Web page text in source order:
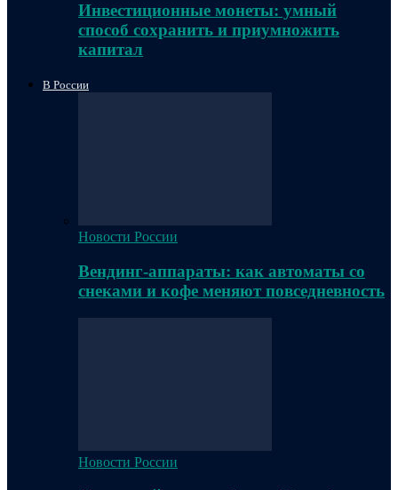
Инвестиционные монеты: умный
способ сохранить и приумножить
капитал
В России
Новости России
Вендинг-аппараты: как автоматы со
снеками и кофе меняют повседневность
Новости России